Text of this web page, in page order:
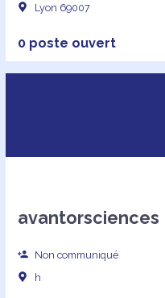
Lyon 69007
0 poste ouvert
avantorsciences
Non communiqué
h